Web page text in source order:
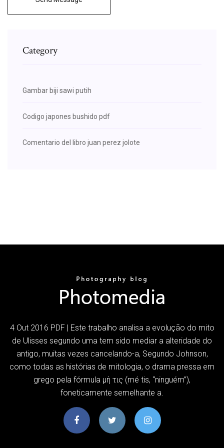
Category
Gambar biji sawi putih
Codigo japones bushido pdf
Comentario del libro juan perez jolote
4 Out 2016 PDF | Este trabalho analisa a evolução do mito
de Ulisses segundo uma tem sido mediar a alteridade do
antigo, muitas vezes cancelando-a, Segundo Johnson,
como todas as histórias de mitologia, o drama pressa em
grego pela fórmula μή τις (mé tis, “ninguém”),
foneticamente semelhante a.